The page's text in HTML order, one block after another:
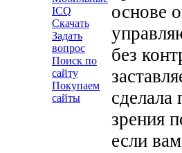
ICQ
Скачать
Задать
вопрос
Поиск по
сайту
Покупаем
сайты
основе
без
зрения
если